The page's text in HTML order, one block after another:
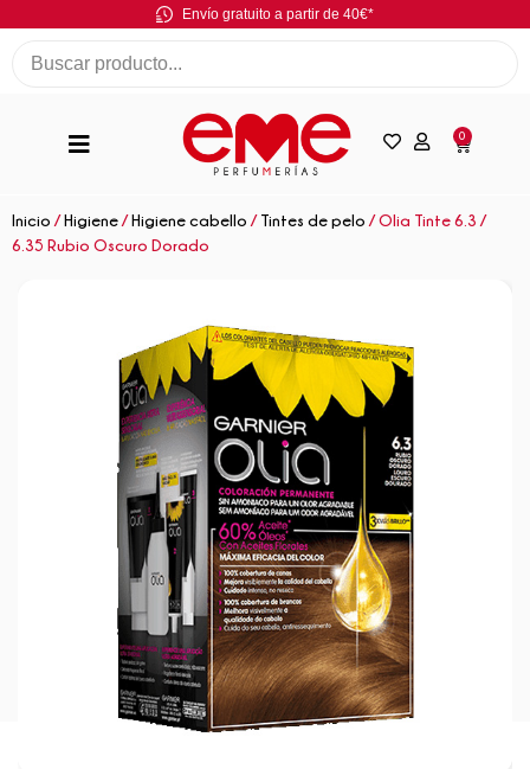
Envío gratuito a partir de 40€*
0
Inicio /Higiene /Higiene cabello / Tintes de pelo / Olia Tinte 6.3 /
6.35 Rubio Oscuro Dorado